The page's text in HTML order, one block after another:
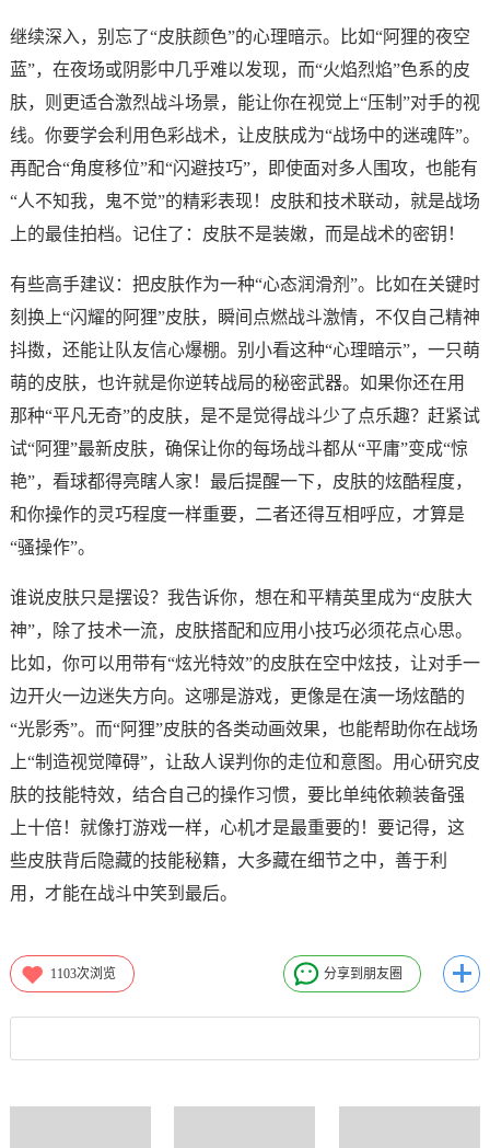
继续深入，别忘了“皮肤颜色”的心理暗示。比如“阿狸的夜空
蓝”，在夜场或阴影中几乎难以发现，而“火焰烈焰”色系的皮
肤，则更适合激烈战斗场景，能让你在视觉上“压制”对手的视
线。你要学会利用色彩战术，让皮肤成为“战场中的迷魂阵”。
再配合“角度移位”和“闪避技巧”，即使面对多人围攻，也能有
“人不知我，鬼不觉”的精彩表现！皮肤和技术联动，就是战场
上的最佳拍档。记住了：皮肤不是装嫩，而是战术的密钥！
有些高手建议：把皮肤作为一种“心态润滑剂”。比如在关键时
刻换上“闪耀的阿狸”皮肤，瞬间点燃战斗激情，不仅自己精神
抖擞，还能让队友信心爆棚。别小看这种“心理暗示”，一只萌
萌的皮肤，也许就是你逆转战局的秘密武器。如果你还在用
那种“平凡无奇”的皮肤，是不是觉得战斗少了点乐趣？赶紧试
试“阿狸”最新皮肤，确保让你的每场战斗都从“平庸”变成“惊
艳”，看球都得亮瞎人家！最后提醒一下，皮肤的炫酷程度，
和你操作的灵巧程度一样重要，二者还得互相呼应，才算是
“骚操作”。
谁说皮肤只是摆设？我告诉你，想在和平精英里成为“皮肤大
神”，除了技术一流，皮肤搭配和应用小技巧必须花点心思。
比如，你可以用带有“炫光特效”的皮肤在空中炫技，让对手一
边开火一边迷失方向。这哪是游戏，更像是在演一场炫酷的
“光影秀”。而“阿狸”皮肤的各类动画效果，也能帮助你在战场
上“制造视觉障碍”，让敌人误判你的走位和意图。用心研究皮
肤的技能特效，结合自己的操作习惯，要比单纯依赖装备强
上十倍！就像打游戏一样，心机才是最重要的！要记得，这
些皮肤背后隐藏的技能秘籍，大多藏在细节之中，善于利
用，才能在战斗中笑到最后。
1103次浏览 分享到朋友圈